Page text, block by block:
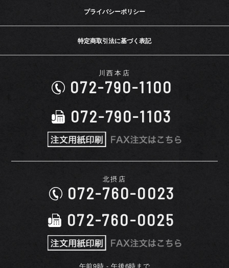
プライバシーポリシー
特定商取引法に基づく表記
川西本店
072-790-1100
072-790-1103
北摂店
072-760-0023
072-760-0025
午前9時 - 午後6時まで